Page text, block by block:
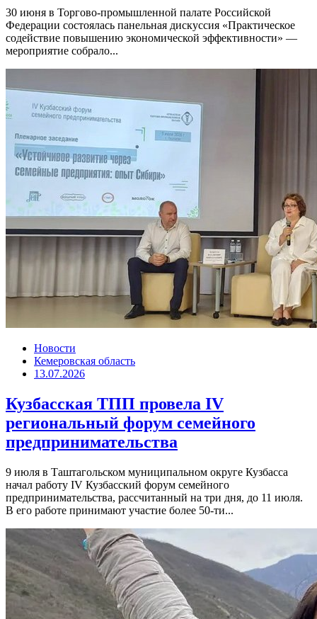
30 июня в Торгово-промышленной палате Российской
Федерации состоялась панельная дискуссия «Практическое
содействие повышению экономической эффективности» —
мероприятие собрало...
Новости
Кемеровская область
13.07.2026
Кузбасская ТПП провела IV
региональный форум семейного
предпринимательства
9 июля в Таштагольском муниципальном округе Кузбасса
начал работу IV Кузбасский форум семейного
предпринимательства, рассчитанный на три дня, до 11 июля.
В его работе принимают участие более 50-ти...